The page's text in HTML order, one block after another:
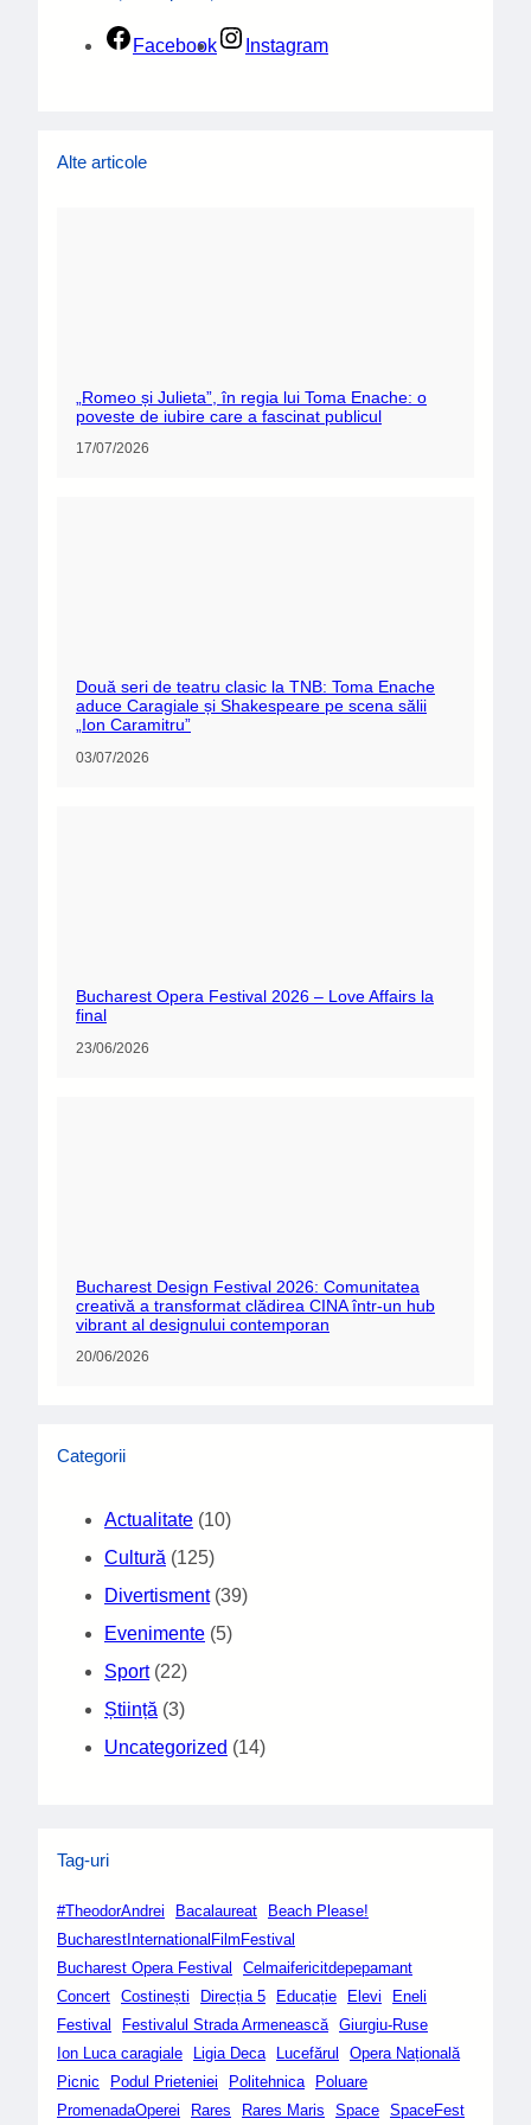
Facebook Instagram
Alte articole
„Romeo și Julieta”, în regia lui Toma Enache: o
poveste de iubire care a fascinat publicul
17/07/2026
Două seri de teatru clasic la TNB: Toma Enache
aduce Caragiale și Shakespeare pe scena sălii
„Ion Caramitru”
03/07/2026
Bucharest Opera Festival 2026 – Love Affairs la
final
23/06/2026
Bucharest Design Festival 2026: Comunitatea
creativă a transformat clădirea CINA într-un hub
vibrant al designului contemporan
20/06/2026
Categorii
Actualitate (10)
Cultură (125)
Divertisment(39)
Evenimente (5)
Sport(22)
Știință (3)
Uncategorized (14)
Tag-uri
#TheodorAndrei Bacalaureat
Beach Please!
BucharestInternationalFilmFestival
Bucharest Opera Festival
Celmaifericitdepepamant
Concert Costinești Direcția 5 Educație Elevi
Eneli
Festival
Festivalul Strada Armenească Giurgiu-Ruse
Ion Luca caragiale
Ligia Deca Lucefărul
Opera Națională
Picnic
Podul Prieteniei Politehnica
Poluare
PromenadaOperei
Rares Rares Maris Space SpaceFest